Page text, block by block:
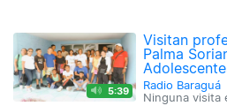
5:39
Visitan
Palma
Radio Baraguá
Ninguna visita